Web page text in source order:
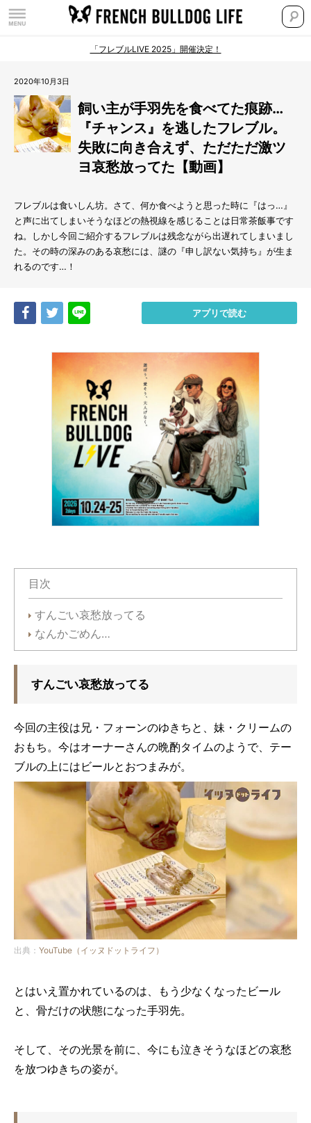
「フレブルLIVE 2025」開催決定！
2020年10月3日
飼い主が手羽先を食べてた痕跡…
『チャンス』を逃したフレブル。
失敗に向き合えず、ただただ激ツ
ヨ哀愁放ってた【動画】
フレブルは食いしん坊。さて、何か食べようと思った時に『はっ…』
と声に出てしまいそうなほどの熱視線を感じることは日常茶飯事です
ね。しかし今回ご紹介するフレブルは残念ながら出遅れてしまいまし
た。その時の深みのある哀愁には、謎の『申し訳ない気持ち』が生ま
れるのです…！
Share Tweet アプリで読む
目次
すんごい哀愁放ってる
なんかごめん…
すんごい哀愁放ってる
今回の主役は兄・フォーンのゆきちと、妹・クリームの
おもち。今はオーナーさんの晩酌タイムのようで、テー
ブルの上にはビールとおつまみが。
出典： YouTube（イッヌドットライフ）
とはいえ置かれているのは、もう少なくなったビール
と、骨だけの状態になった手羽先。
そして、その光景を前に、今にも泣きそうなほどの哀愁
を放つゆきちの姿が。